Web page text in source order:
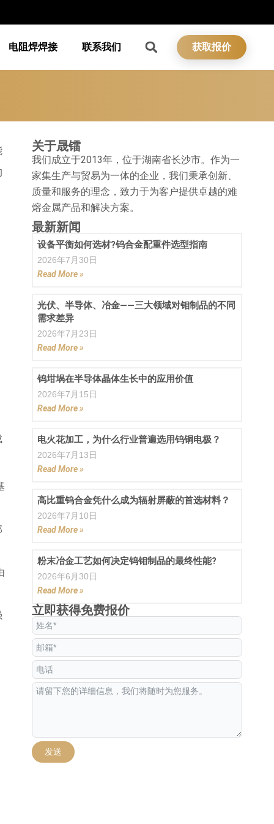
电阻焊焊接 联系我们 获取报价
关于晟镭
我们成立于2013年，位于湖南省长沙市。作为一
家集生产与贸易为一体的企业，我们秉承创新、
质量和服务的理念，致力于为客户提供卓越的难
熔金属产品和解决方案。
最新新闻
设备平衡如何选材?钨合金配重件选型指南
2026年7月30日
Read More »
光伏、半导体、冶金——三大领域对钼制品的不同
需求差异
2026年7月23日
Read More »
钨坩埚在半导体晶体生长中的应用价值
2026年7月15日
Read More »
电火花加工，为什么行业普遍选用钨铜电极？
2026年7月13日
Read More »
高比重钨合金凭什么成为辐射屏蔽的首选材料？
2026年7月10日
Read More »
粉末冶金工艺如何决定钨钼制品的最终性能?
2026年6月30日
Read More »
立即获得免费报价
发送